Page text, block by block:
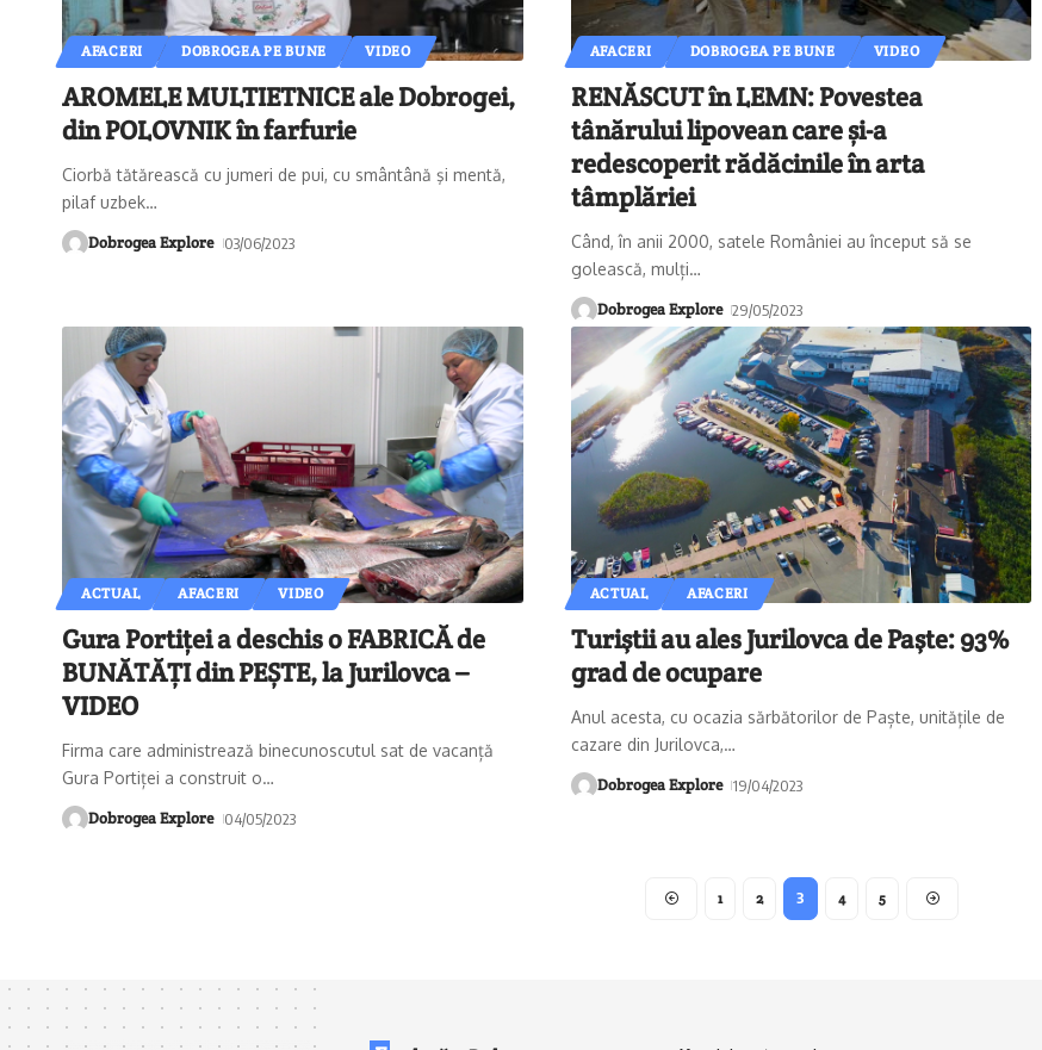
AFACERI DOBROGEA PE BUNE VIDEO
AROMELE MULTIETNICE ale Dobrogei,
din POLOVNIK în farfurie
Ciorbă tătărească cu jumeri de pui, cu smântână şi mentă,
pilaf uzbek…
Dobrogea Explore 03/06/2023
AFACERI DOBROGEA PE BUNE VIDEO
RENĂSCUT în LEMN: Povestea
tânărului lipovean care și-a
redescoperit rădăcinile în arta
tâmplăriei
Când, în anii 2000, satele României au început să se
golească, mulți…
Dobrogea Explore 29/05/2023
ACTUAL AFACERI VIDEO
Gura Portiței a deschis o FABRICĂ de
BUNĂTĂȚI din PEȘTE, la Jurilovca –
VIDEO
Firma care administrează binecunoscutul sat de vacanță
Gura Portiței a construit o…
Dobrogea Explore 04/05/2023
ACTUAL AFACERI
Turiştii au ales Jurilovca de Paşte: 93%
grad de ocupare
Anul acesta, cu ocazia sărbătorilor de Paște, unitățile de
cazare din Jurilovca,…
Dobrogea Explore 19/04/2023
1 2 3 4 5